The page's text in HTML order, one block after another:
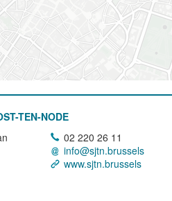
TEN-NODE
02 220 26 11
info@sjtn.brussels
www.sjtn.brussels